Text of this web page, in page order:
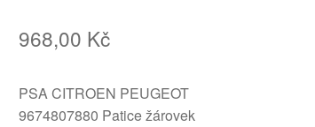
968,00 Kč
PSA CITROEN PEUGEOT
9674807880 Patice žárovek